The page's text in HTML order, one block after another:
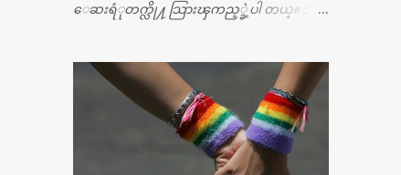
ေဆးရံုတက္လို႔ သြားၾကည့္ခဲ့ပါ တယ္။ အရ
မ္းသြားလို႔ အရိုးအစားထိုးကုသျခင္း လုပ္ပါ
တယ္။ အရိုးအထူးကု ဆရာဝန္က ဝိတိုရိယေဟာ္တ
ယ္လိုအခန္းမွာ တရက္ က်ပ္ ၃ ေသာင္းနဲ႔ေနေ
စၿပီး၊ အာရွေတာ္ဝင္ခြဲစိတ္ခန္းကို ငွားရမ္းခြဲစိ
တ္ အရိုးအစားထိုးကုပါတယ္။ ေဆးစစ္၊ေဆး